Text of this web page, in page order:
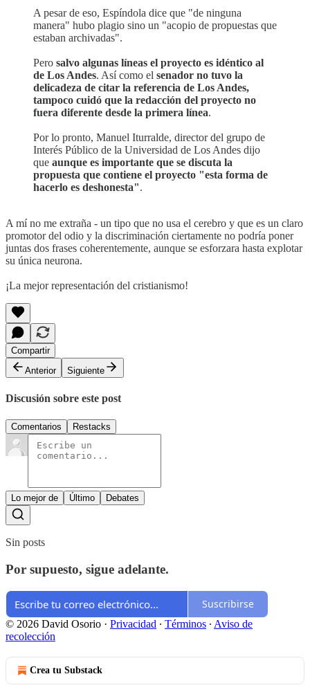
A pesar de eso, Espíndola dice que "de ninguna
manera" hubo plagio sino un "acopio de propuestas que
estaban archivadas".
Pero salvo algunas líneas el proyecto es idéntico al
de Los Andes. Así como el senador no tuvo la
delicadeza de citar la referencia de Los Andes,
tampoco cuidó que la redacción del proyecto no
fuera diferente desde la primera línea.
Por lo pronto, Manuel Iturralde, director del grupo de
Interés Público de la Universidad de Los Andes dijo
que aunque es importante que se discuta la
propuesta que contiene el proyecto "esta forma de
hacerlo es deshonesta".
A mí no me extraña - un tipo que no usa el cerebro y que es un claro
promotor del odio y la discriminación ciertamente no podría poner
juntas dos frases coherentemente, aunque se esforzara hasta explotar
su única neurona.
¡La mejor representación del cristianismo!
Compartir
Anterior
Siguiente
Discusión sobre este post
Comentarios Restacks
Lo mejor de Último Debates
Sin posts
Por supuesto, sigue adelante.
Suscribirse
© 2026 David Osorio · Privacidad ∙ Términos ∙ Aviso de
recolección
Crea tu Substack